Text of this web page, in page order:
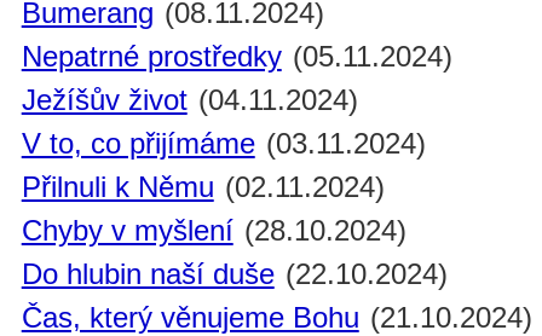
Bumerang (08.11.2024)
Nepatrné prostředky (05.11.2024)
Ježíšův život (04.11.2024)
V to, co přijímáme (03.11.2024)
Přilnuli k Němu (02.11.2024)
Chyby v myšlení (28.10.2024)
Do hlubin naší duše (22.10.2024)
Čas, který věnujeme Bohu (21.10.2024)